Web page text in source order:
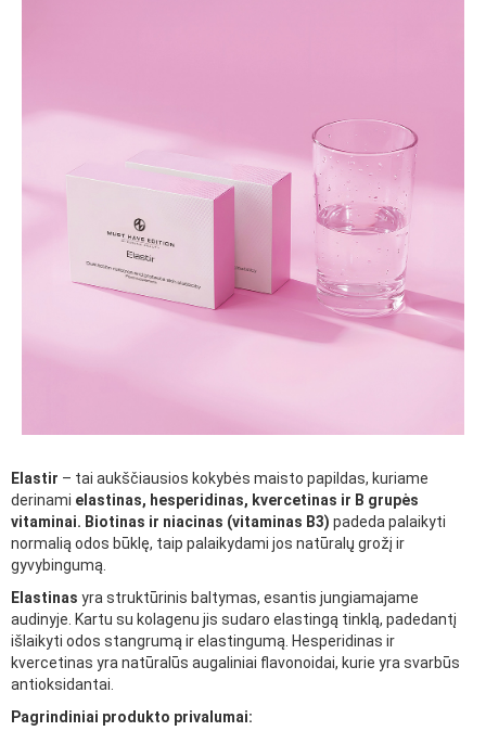
Elastir – tai aukščiausios kokybės maisto papildas, kuriame
derinami elastinas, hesperidinas, kvercetinas ir B grupės
vitaminai. Biotinas ir niacinas (vitaminas B3) padeda palaikyti
normalią odos būklę, taip palaikydami jos natūralų grožį ir
gyvybingumą.
Elastinas yra struktūrinis baltymas, esantis jungiamajame
audinyje. Kartu su kolagenu jis sudaro elastingą tinklą, padedantį
išlaikyti odos stangrumą ir elastingumą. Hesperidinas ir
kvercetinas yra natūralūs augaliniai flavonoidai, kurie yra svarbūs
antioksidantai.
Pagrindiniai produkto privalumai: